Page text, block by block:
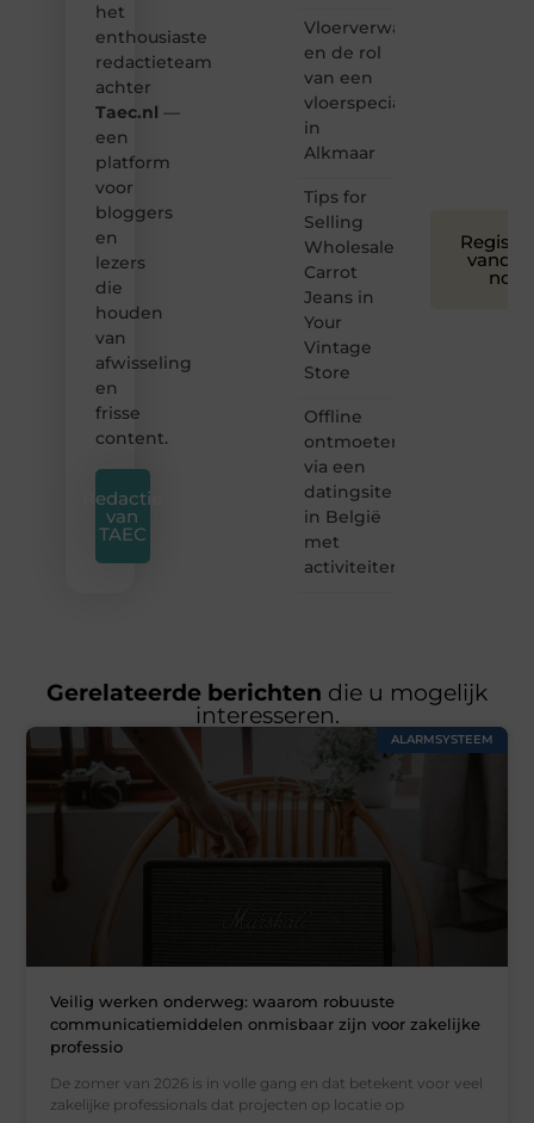
het
enthousiaste
redactieteam
achter
Taec.nl —
een
platform
voor
bloggers
en
lezers
die
houden
van
afwisseling
en
frisse
content.
Redactie
van
TAEC
Vloerverwarming
en de rol
van een
vloerspecialist
in
Alkmaar
Tips for
Selling
Wholesale
Carrot
Jeans in
Your
Vintage
Store
Offline
ontmoeten
via een
datingsite
in België
met
activiteiten
nog
Gerelateerde berichten die u mogelijk
interesseren.
ALARMSYSTEEM
Veilig werken onderweg: waarom robuuste
communicatiemiddelen onmisbaar zijn voor zakelijke
professio
De zomer van 2026 is in volle gang en dat betekent voor veel
zakelijke professionals dat projecten op locatie op